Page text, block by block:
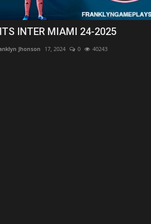
INTER MIAMI 24-2025
Jhonson 17, 2024 0 40243